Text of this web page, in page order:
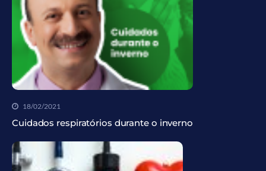
18/02/2021
Cuidados respiratórios durante o inverno